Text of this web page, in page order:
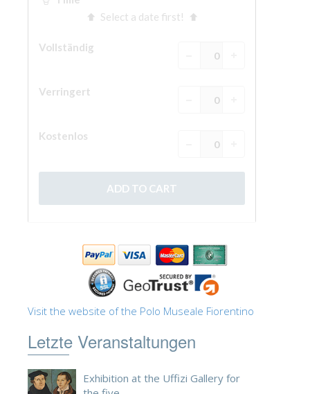
Jetzt buchen
DEUTSCH
FRANÇAIS
Visit the website of the Polo Museale Fiorentino
Letzte Veranstaltungen
Exhibition at the Uffizi Gallery for